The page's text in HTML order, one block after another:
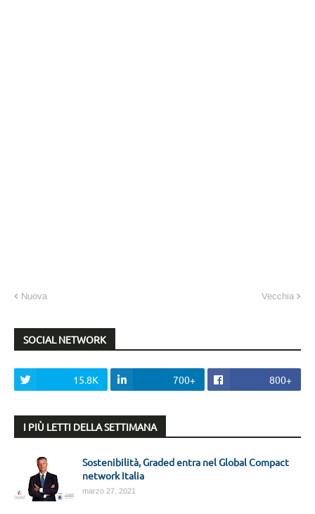
Nuova Vecchia
SOCIAL NETWORK
15.8K 700+ 800+
I PIÙ LETTI DELLA SETTIMANA
Sostenibilità, Graded entra nel Global Compact
network Italia
marzo 27, 2021